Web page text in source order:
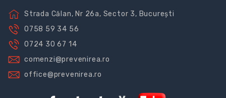
Strada Călan, Nr 26a, Sector 3, București
0758 59 34 56
0724 30 67 14
comenzi@prevenirea.ro
office@prevenirea.ro